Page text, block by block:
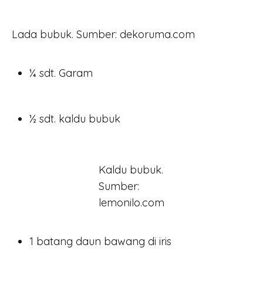
Lada bubuk. Sumber: dekoruma.com
¼ sdt. Garam
½ sdt. kaldu bubuk
Kaldu bubuk.
Sumber:
lemonilo.com
1 batang daun bawang di iris